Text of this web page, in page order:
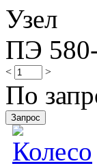
Узел
ПЭ
< >
По